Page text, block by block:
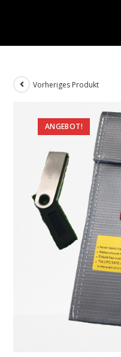
ANGEBOT!
Vorheriges Produkt